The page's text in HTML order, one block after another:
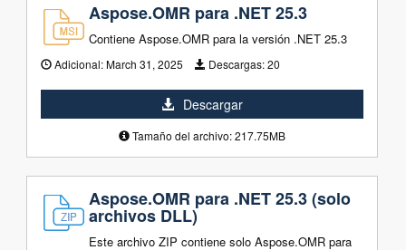
Aspose.OMR para .NET 25.3
Contiene Aspose.OMR para la versión .NET 25.3
Adicional:March 31, 2025 Descargas:20
Descargar
Tamaño del archivo: 217.75MB
Aspose.OMR para .NET 25.3 (solo
archivos DLL)
Este archivo ZIP contiene solo Aspose.OMR para